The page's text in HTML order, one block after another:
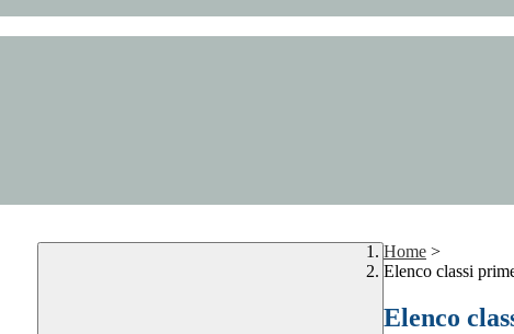
Home >
Elenco classi
Elenco